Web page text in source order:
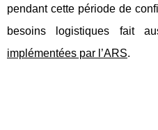
pendant cette période de
besoins logistiques fait
implémentées par l’ARS.